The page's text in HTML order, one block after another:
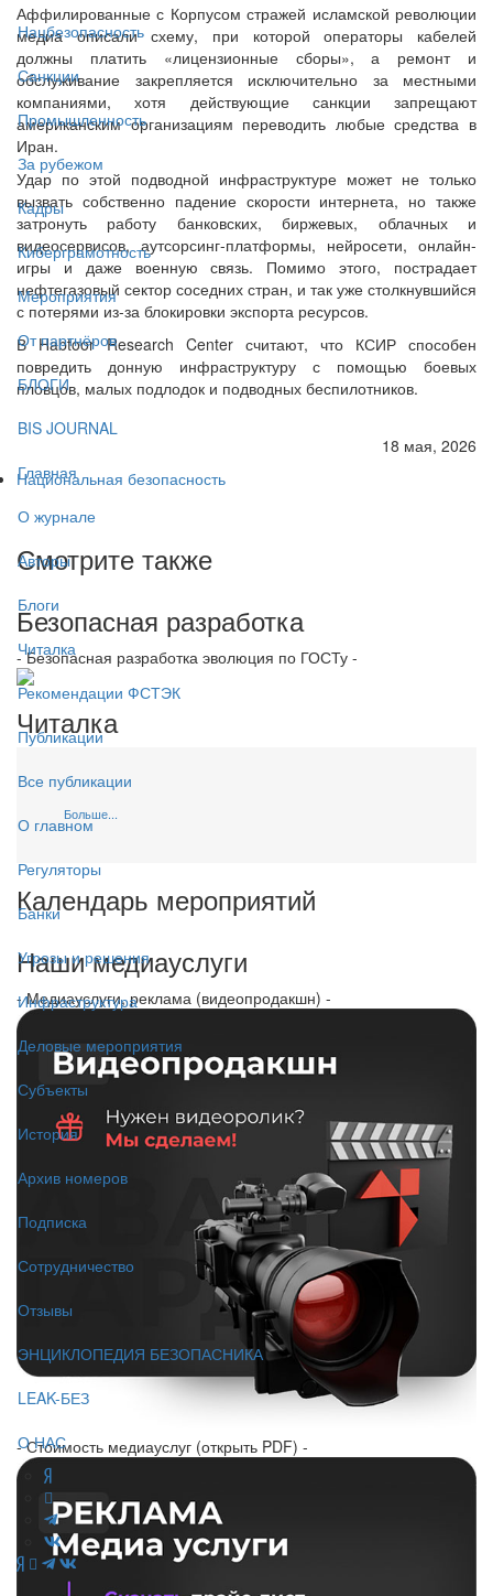
Нацбезопасность
Санкции
Промышленность
За рубежом
Кадры
Киберграмотность
Мероприятия
От партнёров
БЛОГИ
BIS JOURNAL
Главная
О журнале
Авторы
Блоги
Читалка
Рекомендации ФСТЭК
Публикации
Все публикации
О главном
Регуляторы
Банки
Угрозы и решения
Инфраструктура
Деловые мероприятия
Субъекты
История
Архив номеров
Подписка
Сотрудничество
Отзывы
ЭНЦИКЛОПЕДИЯ БЕЗОПАСНИКА
LEAK-БЕЗ
О НАС
Аффилированные с Корпусом стражей исламской революции
медиа описали схему, при которой операторы кабелей
должны платить «лицензионные сборы», а ремонт и
обслуживание закрепляется исключительно за местными
компаниями, хотя действующие санкции запрещают
американским организациям переводить любые средства в
Иран.
Удар по этой подводной инфраструктуре может не только
вызвать собственно падение скорости интернета, но также
затронуть работу банковских, биржевых, облачных и
видеосервисов, аутсорсинг-платформы, нейросети, онлайн-
игры и даже военную связь. Помимо этого, пострадает
нефтегазовый сектор соседних стран, и так уже столкнувшийся
с потерями из-за блокировки экспорта ресурсов.
В Habtoor Research Center считают, что КСИР способен
повредить донную инфраструктуру с помощью боевых
пловцов, малых подлодок и подводных беспилотников.
18 мая, 2026
Национальная безопасность
Смотрите также
Безопасная разработка
- Безопасная разработка эволюция по ГОСТу -
Читалка
Больше...
Календарь мероприятий
Наши медиауслуги
- Медиауслуги, реклама (видеопродакшн) -
- Стоимость медиауслуг (открыть PDF) -